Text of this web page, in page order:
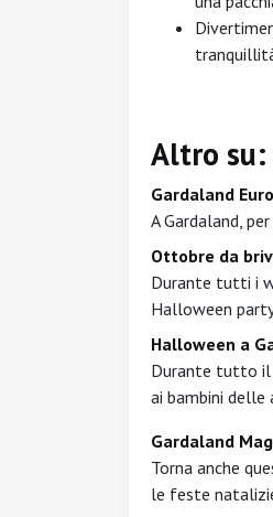
Altro su:
Gardaland
A Gardaland,
Ottobre da
Durante tutti i
Halloween
Halloween a
Durante tutto il
ai bambini delle
Gardaland
Torna anche
le feste